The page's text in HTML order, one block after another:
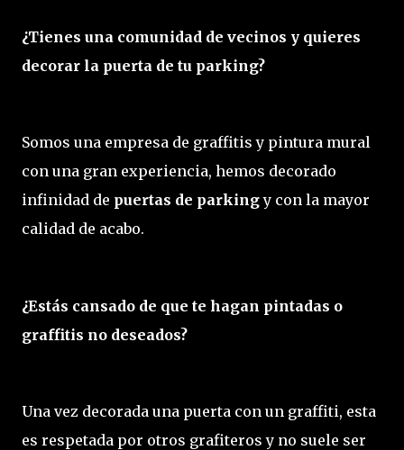
¿Tienes una comunidad de vecinos y quieres
decorar la puerta de tu parking?
Somos una empresa de graffitis y pintura mural
con una gran experiencia, hemos decorado
infinidad de puertas de parkingy con la mayor
calidad de acabo.
¿Estás cansado de que te hagan pintadas o
graffitis no deseados?
Una vez decorada una puerta con un graffiti, esta
es respetada por otros grafiteros y no suele ser